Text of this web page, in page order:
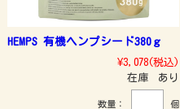
HEMPS 有機ヘンプシード380ｇ
¥3,078(税込)
在庫 あり
数量： 個